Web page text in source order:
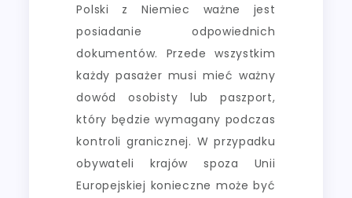
Polski z Niemiec ważne jest
posiadanie odpowiednich
dokumentów. Przede wszystkim
każdy pasażer musi mieć ważny
dowód osobisty lub paszport,
który będzie wymagany podczas
kontroli granicznej. W przypadku
obywateli krajów spoza Unii
Europejskiej konieczne może być